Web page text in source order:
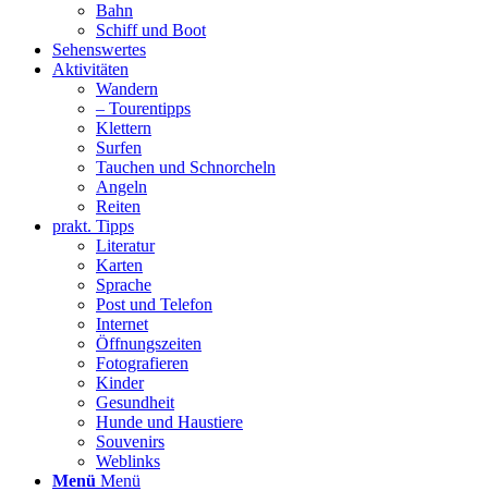
Bahn
Schiff und Boot
Sehenswertes
Aktivitäten
Wandern
– Tourentipps
Klettern
Surfen
Tauchen und Schnorcheln
Angeln
Reiten
prakt. Tipps
Literatur
Karten
Sprache
Post und Telefon
Internet
Öffnungszeiten
Fotografieren
Kinder
Gesundheit
Hunde und Haustiere
Souvenirs
Weblinks
Menü Menü